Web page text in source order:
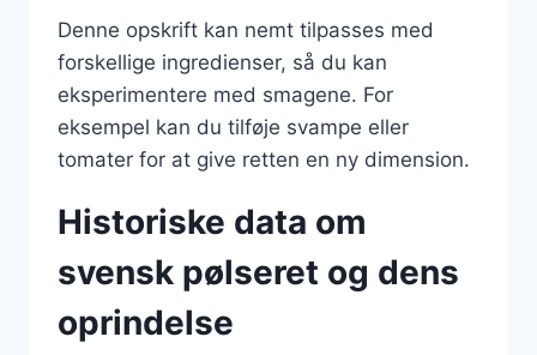
Denne opskrift kan nemt tilpasses med
forskellige ingredienser, så du kan
eksperimentere med smagene. For
eksempel kan du tilføje svampe eller
tomater for at give retten en ny dimension.
Historiske data om
svensk pølseret og dens
oprindelse